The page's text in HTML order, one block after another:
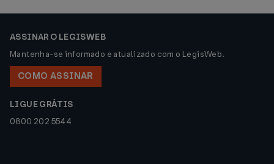
ASSINAR O LEGISWEB
Mantenha-se informado e atualizado com o LegisWeb.
COMO ASSINAR
LIGUE GRÁTIS
0800 202 5544